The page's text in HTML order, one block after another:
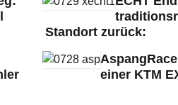
Standort zurück:
einer KTM